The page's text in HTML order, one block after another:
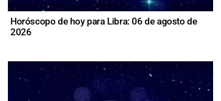
Horóscopo de hoy para Libra: 06 de agosto de
2026